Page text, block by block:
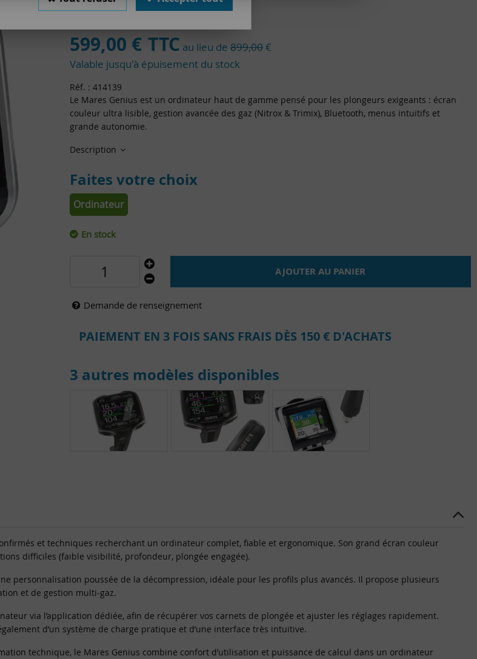
599,00 € TTC au lieu de 899,00€
Valable jusqu'à épuisement du stock
Réf. : 414139
Le Mares Genius est un ordinateur haut de gamme pensé pour les plongeurs exigeants : écran
couleur ultra lisible, gestion avancée des gaz (Nitrox & Trimix), Bluetooth, menus intuitifs et
grande autonomie.
Description
Faites votre choix
Ordinateur
En stock
AJOUTER AU PANIER
Demande de renseignement
PAIEMENT EN 3 FOIS SANS FRAIS DÈS 150 € D'ACHATS
3 autres modèles disponibles
et techniques recherchant un ordinateur complet, fiable et ergonomique. Son grand écran couleur
difficiles (faible visibilité, profondeur, plongée engagée).
personnalisation poussée de la décompression, idéale pour les profils plus avancés. Il propose plusieurs
et de gestion multi-gaz.
via l’application dédiée, afin de récupérer vos carnets de plongée et ajuster les réglages rapidement.
d’un système de charge pratique et d’une interface très intuitive.
technique, le Mares Genius combine confort d’utilisation et puissance de calcul dans un ordinateur